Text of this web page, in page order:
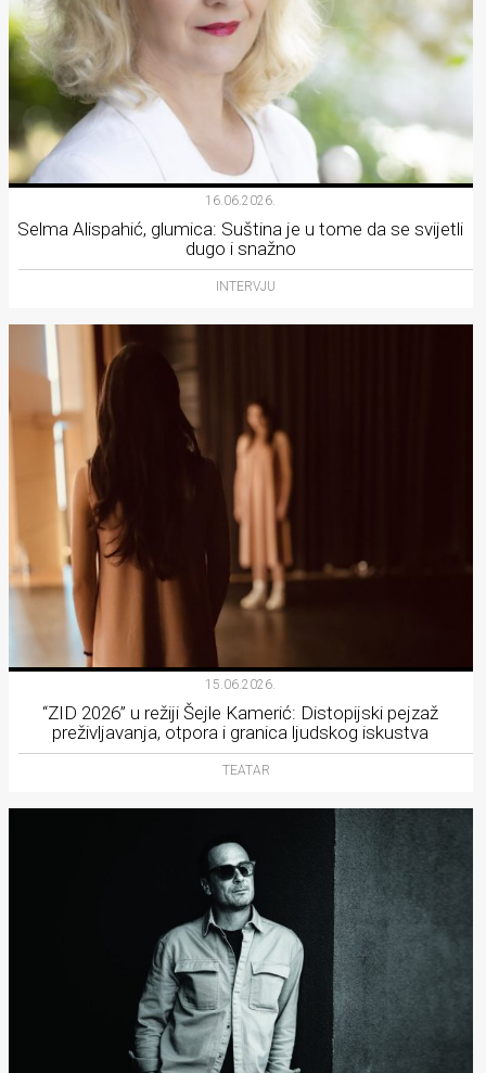
16.06.2026.
Selma Alispahić, glumica: Suština je u tome da se svijetli
dugo i snažno
INTERVJU
15.06.2026.
“ZID 2026” u režiji Šejle Kamerić: Distopijski pejzaž
preživljavanja, otpora i granica ljudskog iskustva
TEATAR